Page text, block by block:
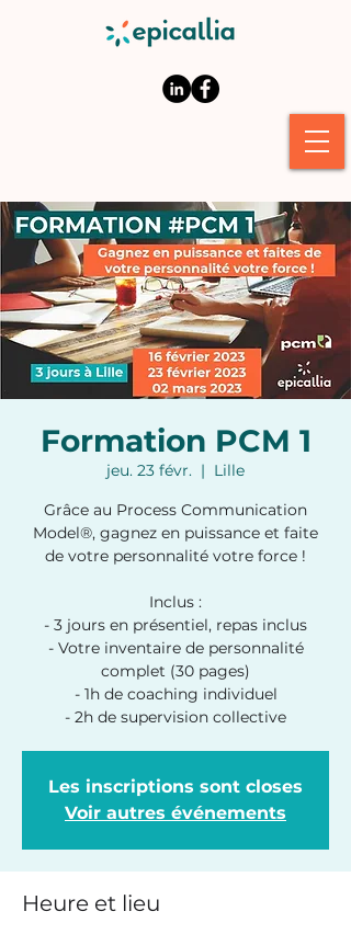
Formation PCM 1
jeu. 23 févr.
  |
Lille
Grâce au Process Communication
Model®, gagnez en puissance et faite
de votre personnalité votre force !
Inclus :
- 3 jours en présentiel, repas inclus
- Votre inventaire de personnalité
complet (30 pages)
- 1h de coaching individuel
- 2h de supervision collective
Les inscriptions sont closes
Voir autres événements
Heure et lieu